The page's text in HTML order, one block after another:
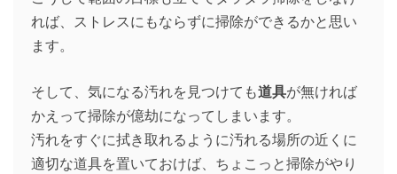
れば、ストレスにもならずに掃除ができるかと思い
ます。
そして、気になる汚れを見つけても道具が無ければ
かえって掃除が億劫になってしまいます。
汚れをすぐに拭き取れるように汚れる場所の近くに
適切な道具を置いておけば、ちょこっと掃除がやり